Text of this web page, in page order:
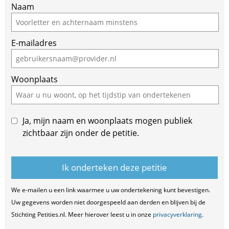
If
you
are
a
human,
ignore
this
field
Naam
E-mailadres
Woonplaats
Ja, mijn naam en woonplaats mogen publiek
zichtbaar zijn onder de petitie.
We e-mailen u een link waarmee u uw ondertekening kunt bevestigen.
Uw gegevens worden niet doorgespeeld aan derden en blijven bij de
Stichting Petities.nl. Meer hierover leest u in onze privacyverklaring.